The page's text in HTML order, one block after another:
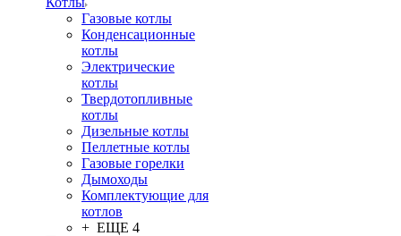
Газовые котлы
Конденсационные
котлы
Электрические
котлы
Твердотопливные
котлы
Дизельные котлы
Пеллетные котлы
Газовые горелки
Дымоходы
Комплектующие для
котлов
+ ЕЩЕ 4